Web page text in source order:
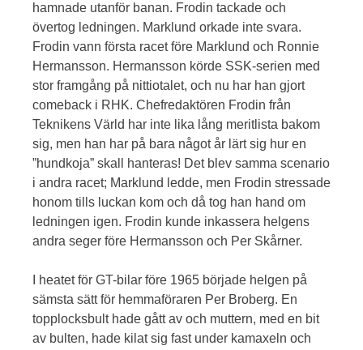
hamnade utanför banan. Frodin tackade och
övertog ledningen. Marklund orkade inte svara.
Frodin vann första racet före Marklund och Ronnie
Hermansson. Hermansson körde SSK-serien med
stor framgång på nittiotalet, och nu har han gjort
comeback i RHK. Chefredaktören Frodin från
Teknikens Värld har inte lika lång meritlista bakom
sig, men han har på bara något år lärt sig hur en
”hundkoja” skall hanteras! Det blev samma scenario
i andra racet; Marklund ledde, men Frodin stressade
honom tills luckan kom och då tog han hand om
ledningen igen. Frodin kunde inkassera helgens
andra seger före Hermansson och Per Skårner.
I heatet för GT-bilar före 1965 började helgen på
sämsta sätt för hemmaföraren Per Broberg. En
topplocksbult hade gått av och muttern, med en bit
av bulten, hade kilat sig fast under kamaxeln och